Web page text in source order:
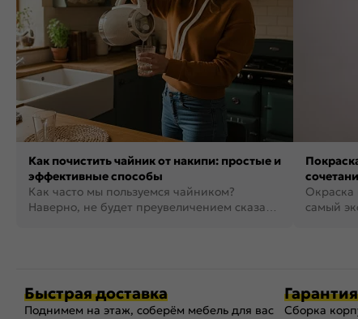
Как почистить чайник от накипи: простые и
эффективные способы
Как часто мы пользуемся чайником?
Наверно, не будет преувеличением сказать,
фото
Окраска
самый
Быстрая доставка
Поднимем на этаж, соберём мебель для вас
Сборка